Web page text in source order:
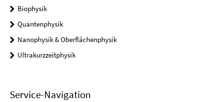
Biophysik
Quantenphysik
Nanophysik & Oberflächenphysik
Ultrakurzzeitphysik
Service-Navigation